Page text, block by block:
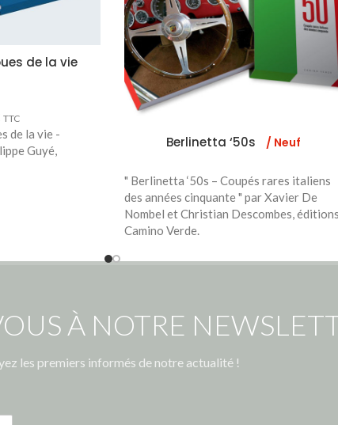
de la vie
TTC
de la vie -
Guyé,
Berlinetta ‘50s / Neuf
" Berlinetta ‘50s – Coupés rares italiens
des années cinquante " par Xavier De
Nombel et Christian Descombes, éditions
Camino Verde.
À NOTRE
les premiers informés de notre actualité !